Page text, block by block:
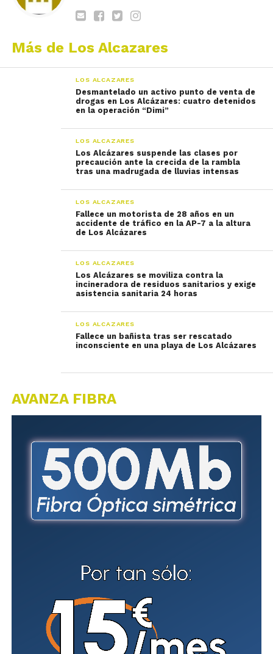
Más de Los Alcazares
LOS ALCAZARES
Desmantelado un activo punto de venta de
drogas en Los Alcázares: cuatro detenidos
en la operación “Dimi”
LOS ALCAZARES
Los Alcázares suspende las clases por
precaución ante la crecida de la rambla
tras una madrugada de lluvias intensas
LOS ALCAZARES
Fallece un motorista de 28 años en un
accidente de tráfico en la AP-7 a la altura
de Los Alcázares
LOS ALCAZARES
Los Alcázares se moviliza contra la
incineradora de residuos sanitarios y exige
asistencia sanitaria 24 horas
LOS ALCAZARES
Fallece un bañista tras ser rescatado
inconsciente en una playa de Los Alcázares
AVANZA FIBRA